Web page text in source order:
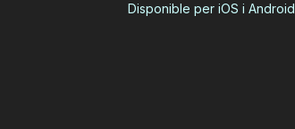
Disponible per iOS i Android